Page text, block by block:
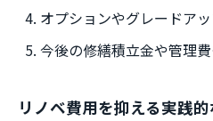
オプションやグレードア
今後の修繕積立金や管理
リノベ費用を抑える実践